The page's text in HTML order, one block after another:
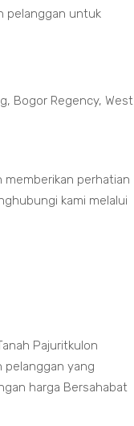
pelanggan untuk
Bogor Regency, West
memberikan perhatian
kami melalui
Pajuritkulon
yang
harga Bersahabat